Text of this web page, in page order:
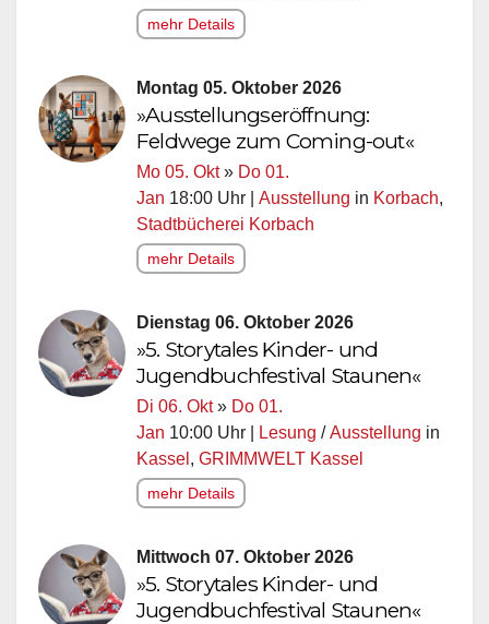
mehr Details
Montag 05. Oktober 2026
»Ausstellungseröffnung:
Feldwege zum Coming-out«
Mo 05. Okt» Do 01.
Jan 18:00 Uhr | Ausstellung in Korbach,
Stadtbücherei Korbach
mehr Details
Dienstag 06. Oktober 2026
»5. Storytales Kinder- und
Jugendbuchfestival Staunen«
Di 06. Okt» Do 01.
Jan 10:00 Uhr | Lesung /Ausstellung in
Kassel , GRIMMWELT Kassel
mehr Details
Mittwoch 07. Oktober 2026
»5. Storytales Kinder- und
Jugendbuchfestival Staunen«